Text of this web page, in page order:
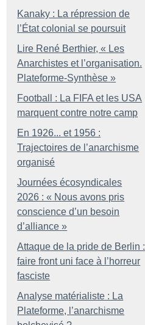
Kanaky : La répression de
l’État colonial se poursuit
Lire René Berthier, « Les
Anarchistes et l’organisation.
Plateforme-Synthèse »
Football : La FIFA et les USA
marquent contre notre camp
En 1926... et 1956 :
Trajectoires de l’anarchisme
organisé
Journées écosyndicales
2026 : « Nous avons pris
conscience d’un besoin
d’alliance »
Attaque de la pride de Berlin :
faire front uni face à l’horreur
fasciste
Analyse matérialiste : La
Plateforme, l’anarchisme